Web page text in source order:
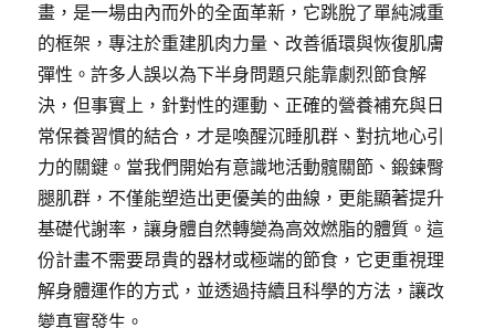
畫，是一場由內而外的全面革新，它跳脫了單純減重
的框架，專注於重建肌肉力量、改善循環與恢復肌膚
彈性。許多人誤以為下半身問題只能靠劇烈節食解
決，但事實上，針對性的運動、正確的營養補充與日
常保養習慣的結合，才是喚醒沉睡肌群、對抗地心引
力的關鍵。當我們開始有意識地活動髖關節、鍛鍊臀
腿肌群，不僅能塑造出更優美的曲線，更能顯著提升
基礎代謝率，讓身體自然轉變為高效燃脂的體質。這
份計畫不需要昂貴的器材或極端的節食，它更重視理
解身體運作的方式，並透過持續且科學的方法，讓改
變真實發生。